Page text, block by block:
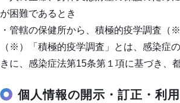
が困難であるとき
・管轄の保健所から、積極的疫学調査
（※）「積極的疫学調査」とは、感染症
きに、感染症法第15条第１項に基づき、
個人情報の開示・訂正・利